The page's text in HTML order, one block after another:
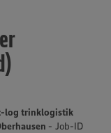
log trinklogistik
- Job-ID